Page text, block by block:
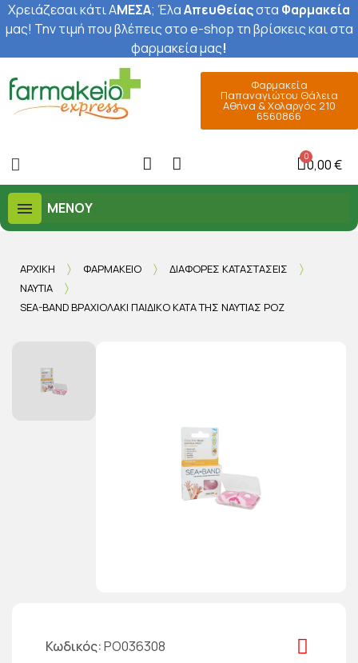
Χρειάζεσαι κάτι ΑΜΕΣΑ; ΈλαΑπευθείαςστα Φαρμακεία
μας! Την τιμή που βλέπεις στο e-shop τη βρίσκεις και στα
φαρμακεία μας!
Φαρμακεία
Παπαναγιώτου Θάλεια
Αθήνα & Χολαργός 210
6560866
0,00 €
ΜΕΝΟΎ
ΑΡΧΙΚΉ ΦΑΡΜΑΚΕΊΟ
ΔΙΆΦΟΡΕΣ ΚΑΤΑΣΤΆΣΕΙΣ
ΝΑΥΤΊΑ
SEA-BAND ΒΡΑΧΙΟΛΆΚΙ ΠΑΙΔΙΚΌ ΚΑΤΆ ΤΗΣ ΝΑΥΤΊΑΣ ΡΟΖ
Κωδικός PO036308